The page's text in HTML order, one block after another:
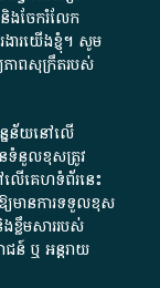
និងចែករំលែក
ងារយើងខ្ញុំ។ សូម
ភាពសុក្រឹតរបស់
នន័យនៅលើ
នទំនួលខុសត្រូវ
លើគេហទំព័រនេះ
យមានការទទួលខុស​
ខ្លឹមសាររបស់
ន៍ ឬ អន្តរាយ